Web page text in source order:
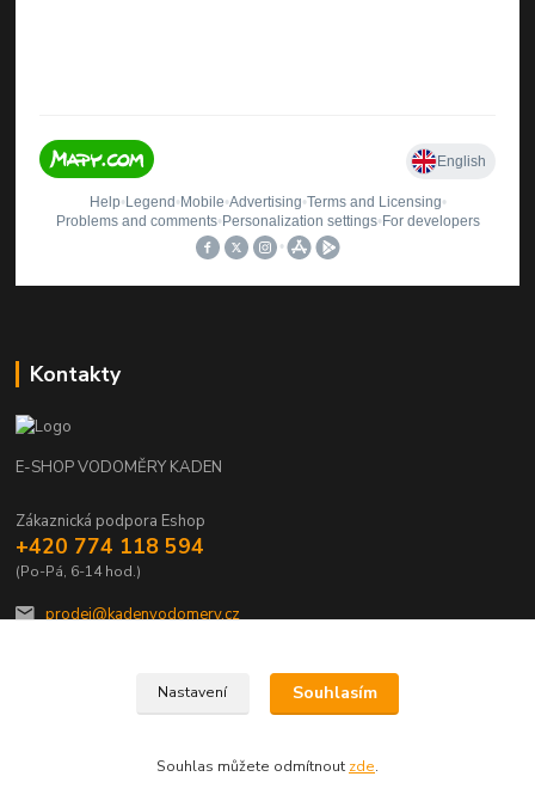
Kontakty
E-SHOP VODOMĚRY KADEN
Zákaznická podpora Eshop
+420 774 118 594
(Po-Pá, 6-14 hod.)
prodej@kadenvodomery.cz
Nastavení Souhlasím
Souhlas můžete odmítnout zde.